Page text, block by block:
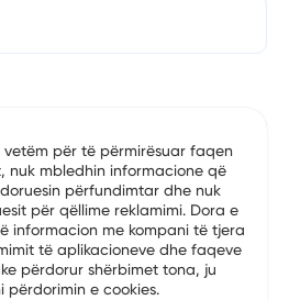
vetëm për të përmirësuar faqen
nuk mbledhin informacione që
përfundimtar dhe nuk
për qëllime reklamimi. Dora e
informacion me kompani të tjera
të aplikacioneve dhe faqeve
përdorur shërbimet tona, ju
përdorimin e cookies.